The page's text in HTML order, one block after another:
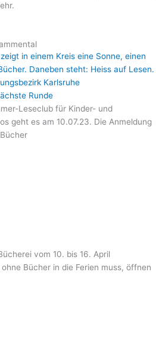
Runde
Leseclub für Kinder- und
geht es am 10.07.23. Die Anmeldung
vom 10. bis 16. April
Bücher in die Ferien muss, öffnen